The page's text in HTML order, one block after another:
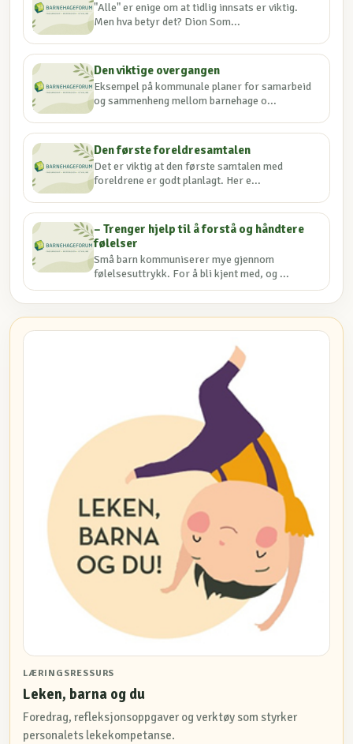
"Alle" er enige om at tidlig innsats er viktig.
Men hva betyr det? Dion Som...
Den viktige overgangen
Eksempel på kommunale planer for samarbeid
og sammenheng mellom barnehage o...
Den første foreldresamtalen
Det er viktig at den første samtalen med
foreldrene er godt planlagt. Her e...
– Trenger hjelp til å forstå og håndtere
følelser
Små barn kommuniserer mye gjennom
følelsesuttrykk. For å bli kjent med, og ...
LÆRINGSRESSURS
Leken, barna og du
Foredrag, refleksjonsoppgaver og verktøy som styrker
personalets lekekompetanse.